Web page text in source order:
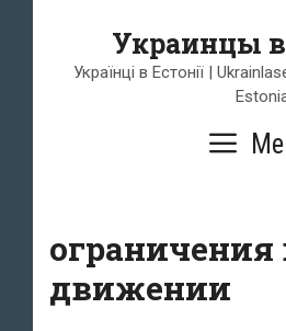
содержимому
Украинцы
Українці в Естонії |
ограничения
движении